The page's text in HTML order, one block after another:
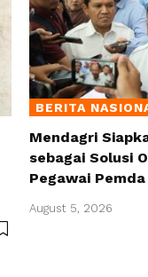
BERITA
Mendagri
sebagai Solusi
Pegawai Pemda
August 5, 2026